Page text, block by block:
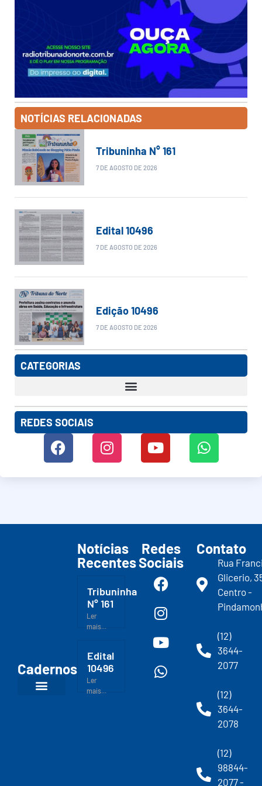
NOTÍCIAS RELACIONADAS
Tribuninha N° 161
7 DE AGOSTO DE 2026
Edital 10496
7 DE AGOSTO DE 2026
Edição 10496
7 DE AGOSTO DE 2026
CATEGORIAS
REDES SOCIAIS
Cadernos
Notícias
Recentes
Tribuninha
N° 161
Ler
mais...
Edital
10496
Ler
mais...
Redes
Sociais
Contato
Rua
Glicerio,
Centro -
(12)
3644-
2077
(12)
3644-
2078
(12)
98844-
2077 -